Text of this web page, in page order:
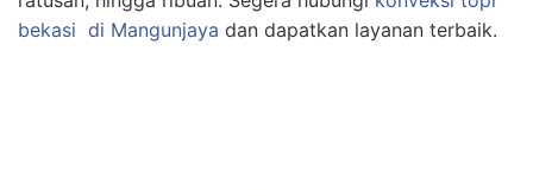
bekasi di Mangunjaya dan dapatkan layanan terbaik.